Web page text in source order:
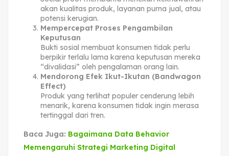
akan kualitas produk, layanan purna jual, atau
potensi kerugian.
Mempercepat Proses Pengambilan
Keputusan
Bukti sosial membuat konsumen tidak perlu
berpikir terlalu lama karena keputusan mereka
“divalidasi” oleh pengalaman orang lain.
Mendorong Efek Ikut-Ikutan (Bandwagon
Effect)
Produk yang terlihat populer cenderung lebih
menarik, karena konsumen tidak ingin merasa
tertinggal dari tren.
Baca Juga: Bagaimana Data Behavior
Memengaruhi Strategi Marketing Digital